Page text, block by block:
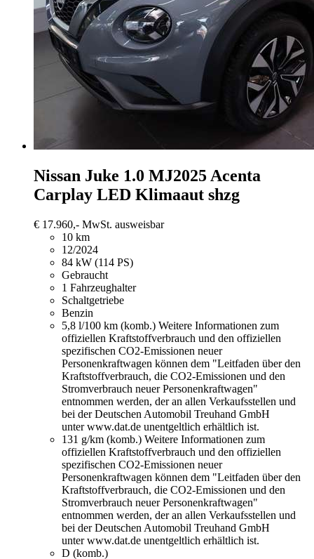
Nissan Juke 1.0 MJ2025 Acenta
Carplay LED Klimaaut shzg
€ 17.960,- MwSt. ausweisbar
10 km
12/2024
84 kW (114 PS)
Gebraucht
1 Fahrzeughalter
Schaltgetriebe
Benzin
5,8 l/100 km (komb.) Weitere Informationen zum
offiziellen Kraftstoffverbrauch und den offiziellen
spezifischen CO2-Emissionen neuer
Personenkraftwagen können dem "Leitfaden über den
Kraftstoffverbrauch, die CO2-Emissionen und den
Stromverbrauch neuer Personenkraftwagen"
entnommen werden, der an allen Verkaufsstellen und
bei der Deutschen Automobil Treuhand GmbH
unter www.dat.de unentgeltlich erhältlich ist.
131 g/km (komb.) Weitere Informationen zum
offiziellen Kraftstoffverbrauch und den offiziellen
spezifischen CO2-Emissionen neuer
Personenkraftwagen können dem "Leitfaden über den
Kraftstoffverbrauch, die CO2-Emissionen und den
Stromverbrauch neuer Personenkraftwagen"
entnommen werden, der an allen Verkaufsstellen und
bei der Deutschen Automobil Treuhand GmbH
unter www.dat.de unentgeltlich erhältlich ist.
D (komb.)